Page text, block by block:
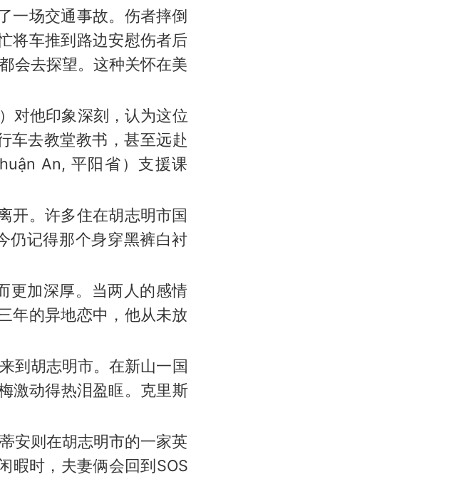
一场交通事故。伤者摔倒
将车推到路边安慰伤者后
会去探望。这种关怀在美
对他印象深刻，认为这位
车去教堂教书，甚至远赴
An, 平阳省）支援课
开。许多住在胡志明市国
仍记得那个身穿黑裤白衬
更加深厚。当两人的感情
年的异地恋中，他从未放
到胡志明市。在新山一国
激动得热泪盈眶。克里斯
安则在胡志明市的一家英
暇时，夫妻俩会回到SOS